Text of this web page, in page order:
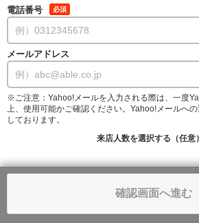
電話番号 必須
メールアドレス
※ご注意：Yahoo!メールを入力される際は、一度
上、使用可能かご確認ください。Yahoo!メールへ
しております。
来店人数を選択する（任意）
確認画面へ進む